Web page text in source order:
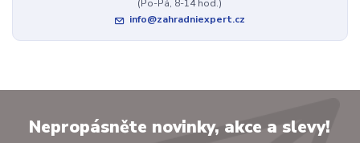
(Po-Pá, 8-14 hod.)
info@zahradniexpert.cz
Nepropásněte novinky, akce a slevy!